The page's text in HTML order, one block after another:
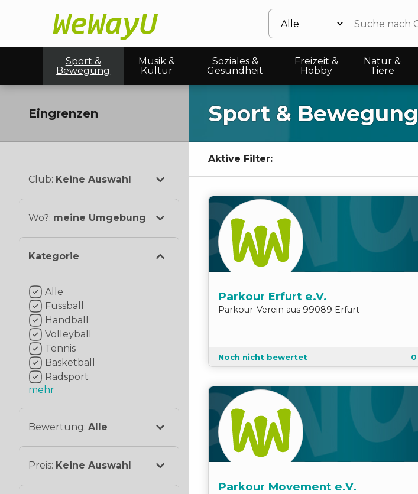
Sport &
Bewegung
Musik &
Kultur
Soziales &
Gesundheit
Freizeit &
Hobby
Natur &
Tiere
Eingrenzen
Club: Keine Auswahl
Wo?: meine Umgebung
Kategorie
Alle
Fussball
Handball
Volleyball
Tennis
Basketball
Radsport
mehr
Bewertung: Alle
Preis: Keine Auswahl
Sport & Bewegung
Aktive Filter:
Parkour Erfurt e.V.
Parkour-Verein aus 99089 Erfurt
Noch nicht bewertet 0
Parkour Movement e.V.